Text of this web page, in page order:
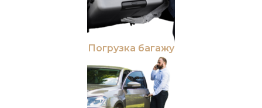
Погрузка багажу